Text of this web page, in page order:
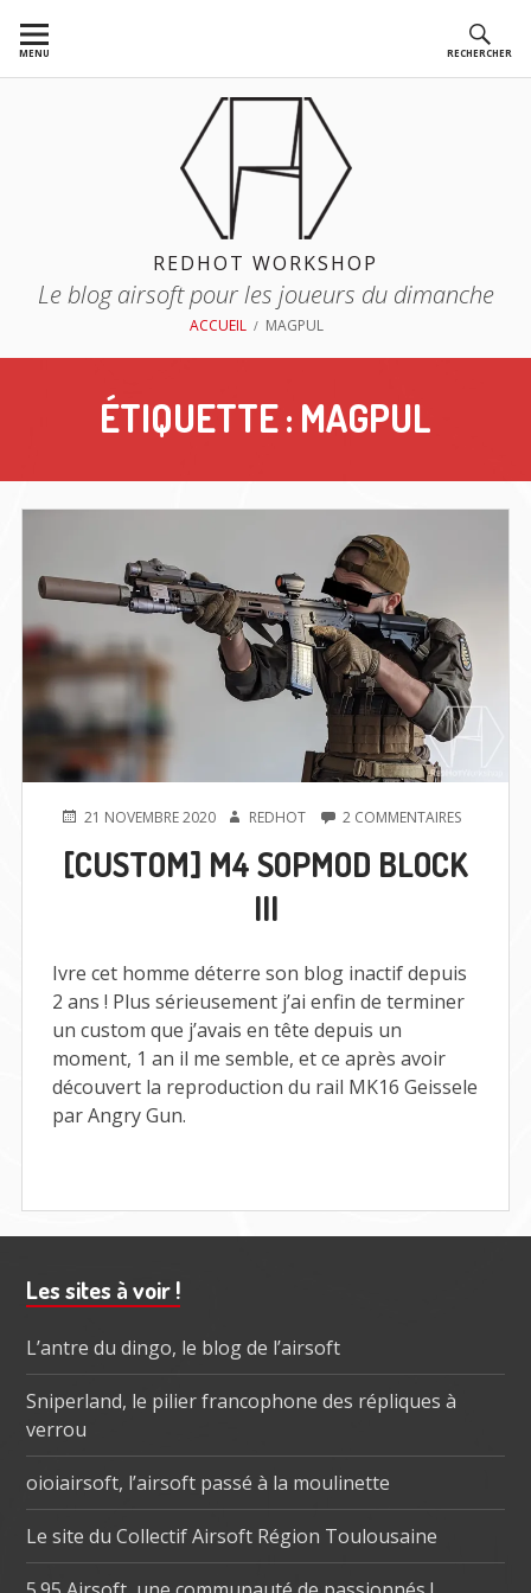
auMENU RECHERCHER
REDHOT WORKSHOP
Le blog airsoft pour les joueurs du dimanche
ACCUEIL MAGPUL
ÉTIQUETTE : MAGPUL
PUBLIÉ21 NOVEMBRE 2020 AUTEUR
REDHOT 2 COMMENTAIRESSUR
M4
SOPMOD
[CUSTOM] M4 SOPMOD BLOCK
III
Ivre cet homme déterre son blog inactif depuis
2 ans ! Plus sérieusement j’ai enfin de terminer
un custom que j’avais en tête depuis un
moment, 1 an il me semble, et ce après avoir
découvert la reproduction du rail MK16 Geissele
par Angry Gun.
Barre
subsidiaire
Les sites à voir !
L’antre du dingo, le blog de l’airsoft
Sniperland, le pilier francophone des répliques à
verrou
oioiairsoft, l’airsoft passé à la moulinette
Le site du Collectif Airsoft Région Toulousaine